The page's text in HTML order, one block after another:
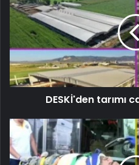
DESKİ'den tarımı